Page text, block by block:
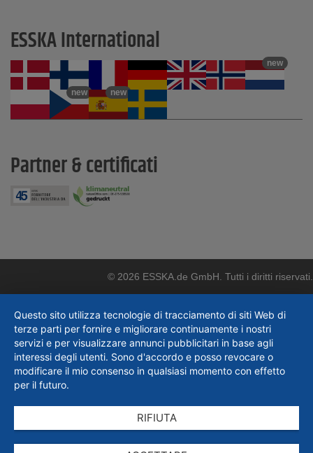
ESSKA International
new
new new
Partner & certificati
© 2026 ESSKA.de GmbH. Tutti i diritti riservati.
Questo sito utilizza tecnologie di tracciamento di siti Web di
terze parti per fornire e migliorare continuamente i nostri
servizi e per visualizzare annunci pubblicitari in base agli
interessi degli utenti. Sono d'accordo e posso revocare o
modificare il mio consenso in qualsiasi momento con effetto
per il futuro.
RIFIUTA